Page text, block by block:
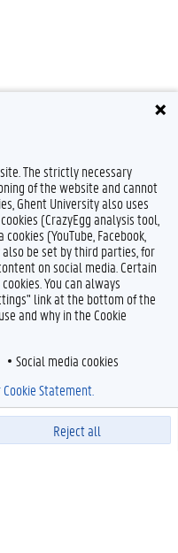
The strictly necessary
of the website and cannot
Ghent University also uses
(CrazyEgg analysis tool,
(YouTube, Facebook,
be set by third parties, for
on social media. Certain
You can always
link at the bottom of the
and why in the Cookie
Social media cookies
Reject all
Statement.